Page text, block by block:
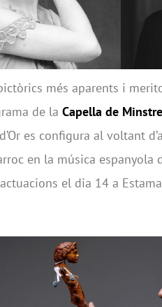
més aparents i
de la Capella de
es configura al voltant
en la música espanyola
actuacions el dia 14 a